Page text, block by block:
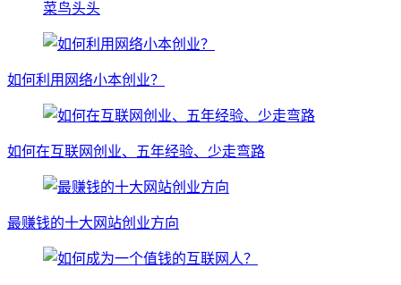
菜鸟头头
如何利用网络小本创业？
如何在互联网创业、五年经验、少走弯路
最赚钱的十大网站创业方向